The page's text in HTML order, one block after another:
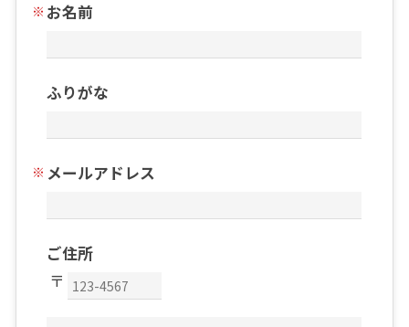
お名前
ふりがな
メールアドレス
ご住所